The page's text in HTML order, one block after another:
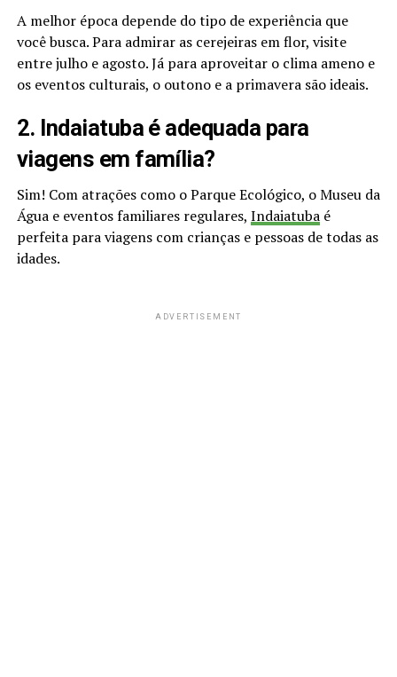
A melhor época depende do tipo de experiência que
você busca. Para admirar as cerejeiras em flor, visite
entre julho e agosto. Já para aproveitar o clima ameno e
os eventos culturais, o outono e a primavera são ideais.
2. Indaiatuba é adequada para
viagens em família?
Sim! Com atrações como o Parque Ecológico, o Museu da
Água e eventos familiares regulares, Indaiatubaé
perfeita para viagens com crianças e pessoas de todas as
idades.
ADVERTISEMENT